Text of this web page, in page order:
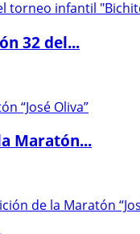
32 del...
Maratón...